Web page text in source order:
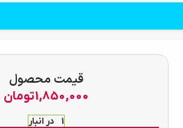
قیمت محصول
1,850,000تومان
1 در انبار